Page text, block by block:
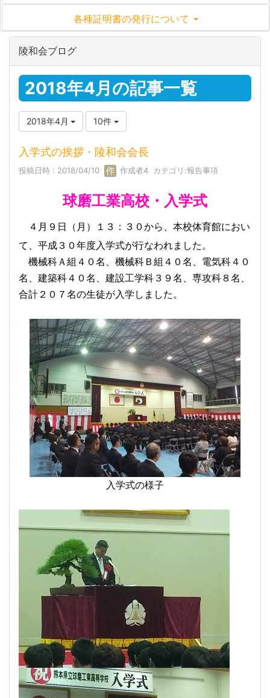
各種証明書の発行について
陵和会ブログ
2018年4月の記事一覧
2018年4月 10件
入学式の挨拶・陵和会会長
投稿日時 : 2018/04/10 作成者4 カテゴリ:報告事項
球磨工業高校・入学式
４月９日（月）１３：３０から、本校体育館におい
て、平成３０年度入学式が行なわれました。
機械科Ａ組４０名、機械科Ｂ組４０名、電気科４０
名、建築科４０名、建設工学科３９名、専攻科８名、
合計２０７名の生徒が入学しました。
入学式の様子